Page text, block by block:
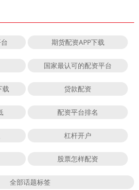
期货配资APP下载
国家最认可的配资平台
载 贷款配资
配资平台排名
杠杆开户
股票怎样配资
全部话题标签